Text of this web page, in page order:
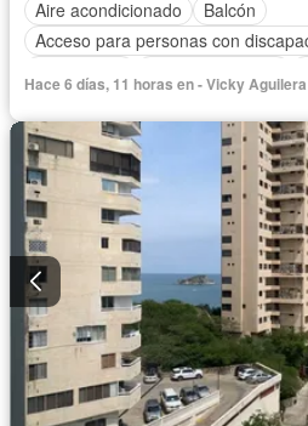
Aire acondicionado
Balcón
Acceso para personas con
Hace 6 días, 11 horas en - Vicky